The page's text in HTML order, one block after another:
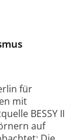
für
mit
BESSY II
auf